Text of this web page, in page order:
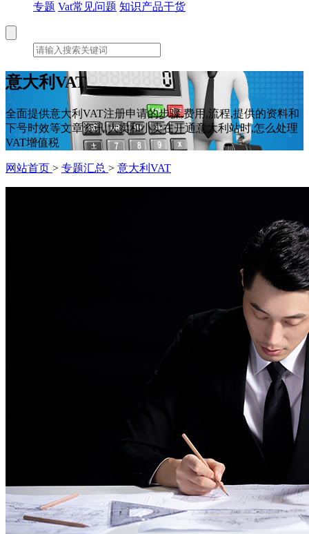
专题 Vat常见问题 知识产品干货
意大利VAT
全面提供意大利VAT注册申请的步骤,费用,流程,提供的资料和
下号时效等文章资讯,大卖和小卖在开通意大利站时,怎么处理
VAT增值税
网站首页 > 专题汇总 > 意大利VAT